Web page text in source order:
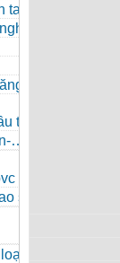
tai eo
tải
tải
su